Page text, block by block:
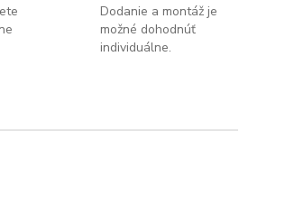
Dodanie a montáž je
možné dohodnúť
individuálne.